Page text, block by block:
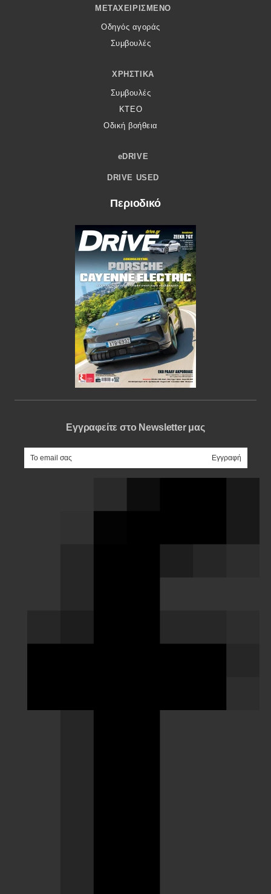
ΜΕΤΑΧΕΙΡΙΣΜΈΝΟ
Οδηγός αγοράς
Συμβουλές
ΧΡΗΣΤΙΚΆ
Συμβουλές
ΚΤΕΟ
Οδική βοήθεια
eDRIVE
DRIVE USED
Περιοδικό
Εγγραφείτε στο Newsletter μας
e-mail